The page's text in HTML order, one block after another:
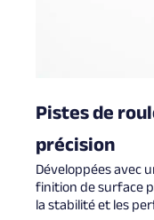
Pistes de
précision
Développées avec
finition de surface
la stabilité et les